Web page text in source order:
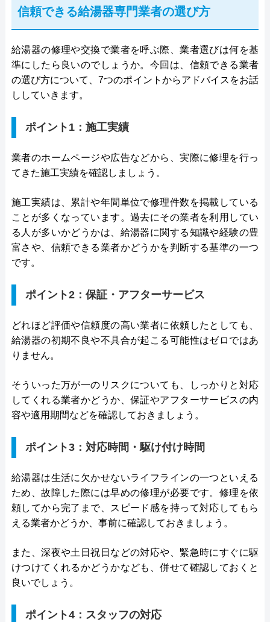
信頼できる給湯器専門業者の選び方
給湯器の修理や交換で業者を呼ぶ際、業者選びは何を基
準にしたら良いのでしょうか。今回は、信頼できる業者
の選び方について、7つのポイントからアドバイスをお話
ししていきます。
ポイント1：施工実績
業者のホームページや広告などから、実際に修理を行っ
てきた施工実績を確認しましょう。
施工実績は、累計や年間単位で修理件数を掲載している
ことが多くなっています。過去にその業者を利用してい
る人が多いかどうかは、給湯器に関する知識や経験の豊
富さや、信頼できる業者かどうかを判断する基準の一つ
です。
ポイント2：保証・アフターサービス
どれほど評価や信頼度の高い業者に依頼したとしても、
給湯器の初期不良や不具合が起こる可能性はゼロではあ
りません。
そういった万が一のリスクについても、しっかりと対応
してくれる業者かどうか、保証やアフターサービスの内
容や適用期間などを確認しておきましょう。
ポイント3：対応時間・駆け付け時間
給湯器は生活に欠かせないライフラインの一つといえる
ため、故障した際には早めの修理が必要です。修理を依
頼してから完了まで、スピード感を持って対応してもら
える業者かどうか、事前に確認しておきましょう。
また、深夜や土日祝日などの対応や、緊急時にすぐに駆
けつけてくれるかどうかなども、併せて確認しておくと
良いでしょう。
ポイント4：スタッフの対応